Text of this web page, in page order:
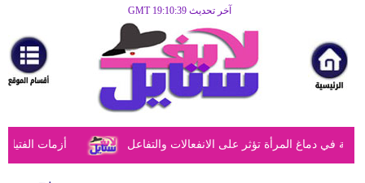
آخر تحديث GMT 19:10:39
مرأة
أزياء
أزياء
إسلامية
أزمات الفتيات دماغ المرأة تؤثر على الانفعالات والتفاعل